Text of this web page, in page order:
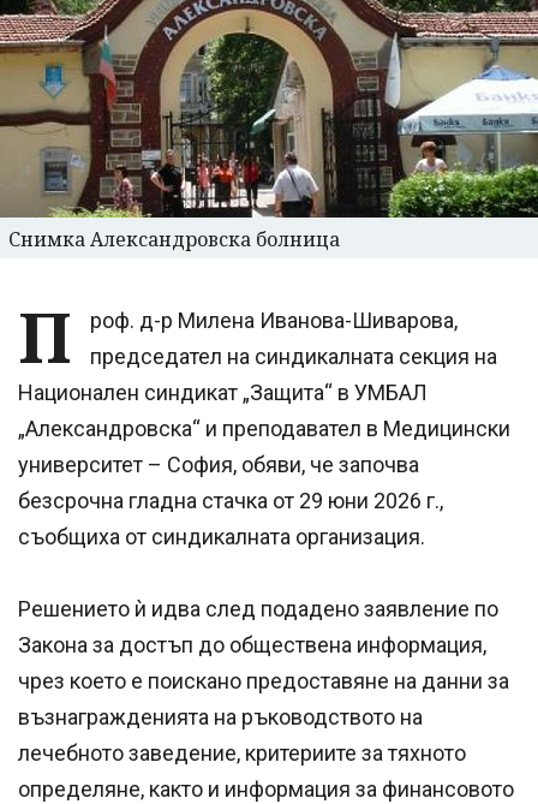
Снимка Александровска болница
П
роф. д-р Милена Иванова-Шиварова,
председател на синдикалната секция на
Национален синдикат „Защита“ в УМБАЛ
„Александровска“ и преподавател в Медицински
университет – София, обяви, че започва
безсрочна гладна стачка от 29 юни 2026 г.,
съобщиха от синдикалната организация.
Решението ѝ идва след подадено заявление по
Закона за достъп до обществена информация,
чрез което е поискано предоставяне на данни за
възнагражденията на ръководството на
лечебното заведение, критериите за тяхното
определяне, както и информация за финансовото